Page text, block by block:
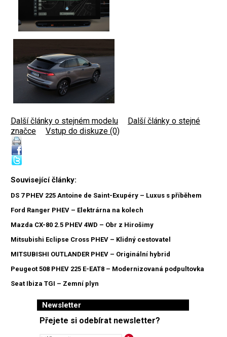
Další články o stejném modelu
Další články o stejné
značce
Vstup do diskuze (0)
Související články:
DS 7 PHEV 225 Antoine de Saint-Exupéry – Luxus s příběhem
Ford Ranger PHEV – Elektrárna na kolech
Mazda CX-80 2.5 PHEV 4WD – Obr z Hirošimy
Mitsubishi Eclipse Cross PHEV – Klidný cestovatel
MITSUBISHI OUTLANDER PHEV – Originální hybrid
Peugeot 508 PHEV 225 E-EAT8 – Modernizovaná podpultovka
Seat Ibiza TGI – Zemní plyn
Newsletter
Přejete si odebírat newsletter?